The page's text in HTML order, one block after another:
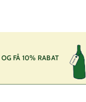
k
FÅ 10% RABAT